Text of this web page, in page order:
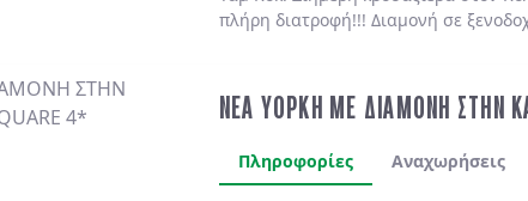
πλήρη διατροφή!!! Διαμονή σε
ΝΕΑ ΥΟΡΚΗ ΜΕ ΔΙΑΜΟΝΗ ΣΤΗΝ
Πληροφορίες Αναχωρήσεις